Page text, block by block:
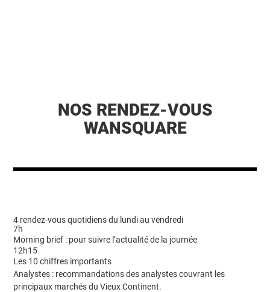
NOS RENDEZ-VOUS
WANSQUARE
4 rendez-vous quotidiens du lundi au vendredi
7h
Morning brief : pour suivre l’actualité de la journée
12h15
Les 10 chiffres importants
Analystes : recommandations des analystes couvrant les
principaux marchés du Vieux Continent.